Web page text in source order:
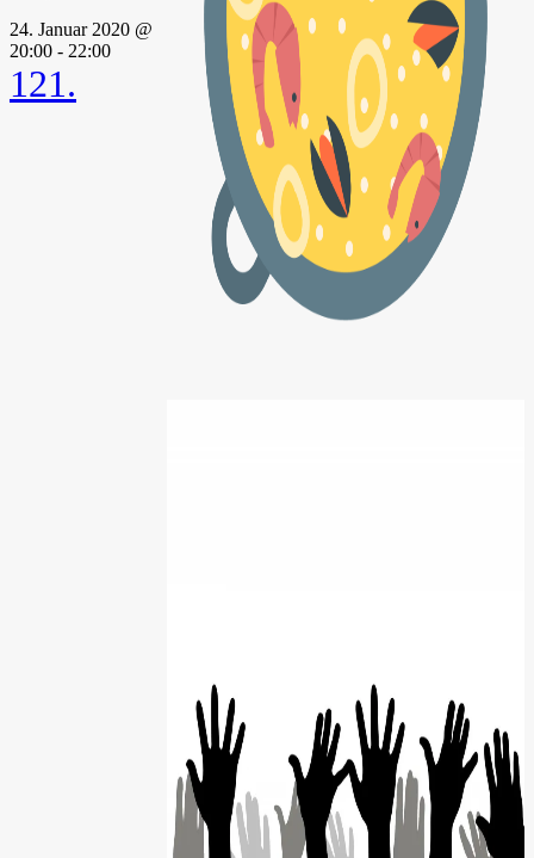
24. Januar 2020 @
20:00 - 22:00
121.